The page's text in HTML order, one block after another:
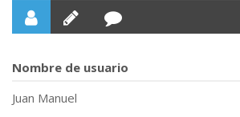
Nombre de usuario
Juan Manuel